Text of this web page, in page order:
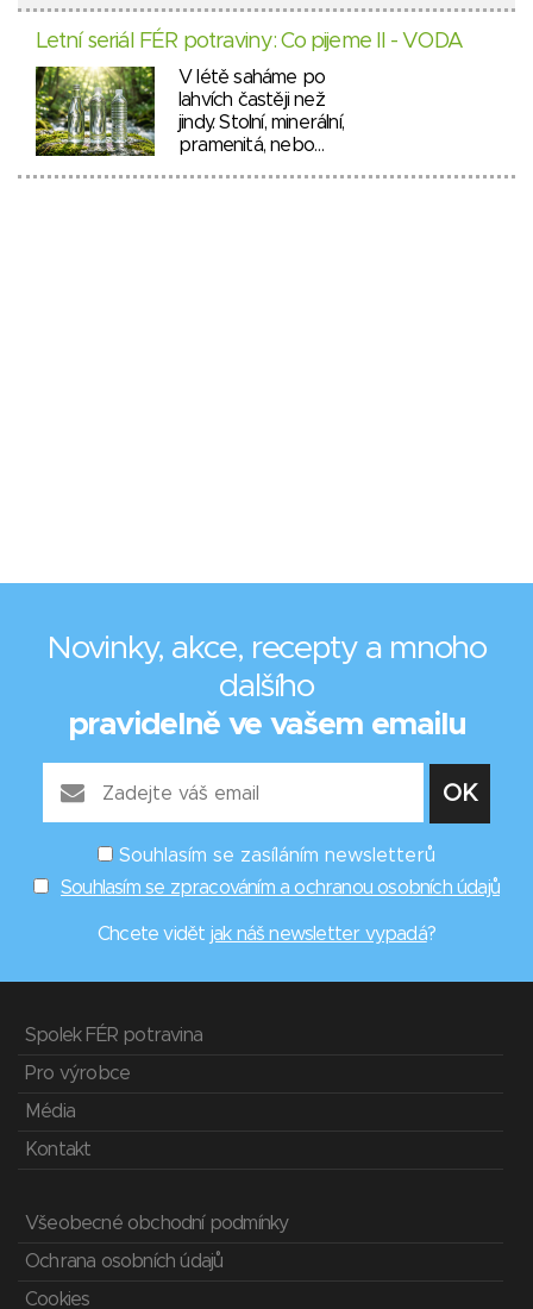
Letní seriál FÉR potraviny: Co pijeme II - VODA
V létě saháme po
lahvích častěji než
jindy. Stolní, minerální,
pramenitá, nebo…
Novinky, akce, recepty a mnoho
dalšího
pravidelně ve vašem emailu
Souhlasím se zasíláním newsletterů
Souhlasím se zpracováním a ochranou osobních údajů
Chcete vidět jak náš newsletter vypadá?
Spolek FÉR potravina
Pro výrobce
Média
Kontakt
Všeobecné obchodní podmínky
Ochrana osobních údajů
Cookies